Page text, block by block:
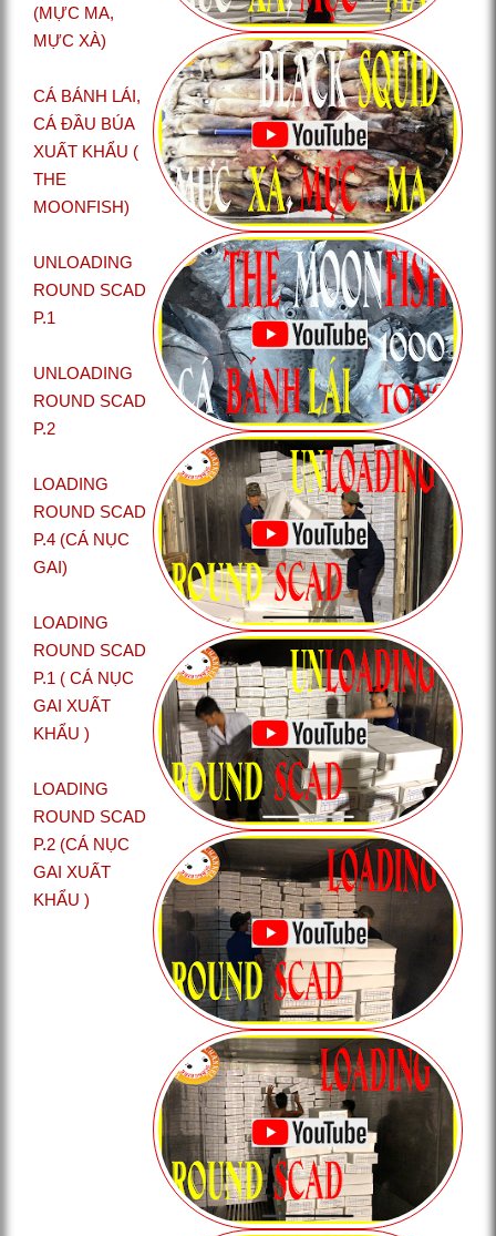
(MỰC MA,
MỰC XÀ)
CÁ BÁNH LÁI,
CÁ ĐẦU BÚA
XUẤT KHẨU (
THE
MOONFISH)
UNLOADING
ROUND SCAD
P.1
UNLOADING
ROUND SCAD
P.2
LOADING
ROUND SCAD
P.4 (CÁ NỤC
GAI)
LOADING
ROUND SCAD
P.1 ( CÁ NỤC
GAI XUẤT
KHẨU )
LOADING
ROUND SCAD
P.2 (CÁ NỤC
GAI XUẤT
KHẨU )